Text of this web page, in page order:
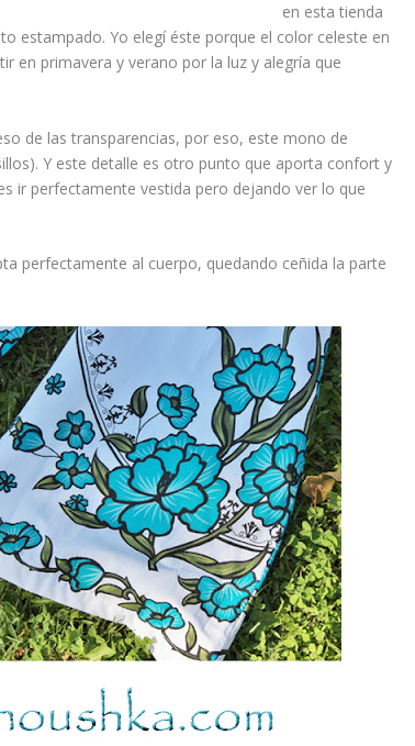
en estatienda
estampado. Yo elegí éste porque el color celeste en
en primavera y verano por la luz y alegría que
de las transparencias, por eso, este mono de
Y este detalle es otro punto que aporta confort y
ir perfectamente vestida pero dejando ver lo que
perfectamente al cuerpo, quedando ceñida la parte